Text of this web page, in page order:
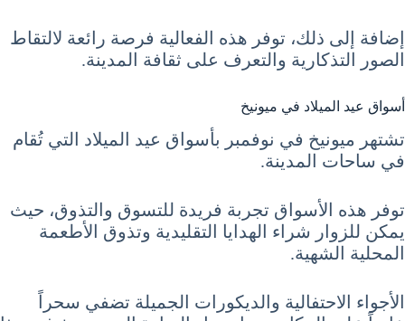
إضافة إلى ذلك، توفر هذه الفعالية فرصة رائعة لالتقاط
الصور التذكارية والتعرف على ثقافة المدينة.
أسواق عيد الميلاد في ميونيخ
تشتهر ميونيخ في نوفمبر بأسواق عيد الميلاد التي تُقام
في ساحات المدينة.
توفر هذه الأسواق تجربة فريدة للتسوق والتذوق، حيث
يمكن للزوار شراء الهدايا التقليدية وتذوق الأطعمة
المحلية الشهية.
الأجواء الاحتفالية والديكورات الجميلة تضفي سحراً